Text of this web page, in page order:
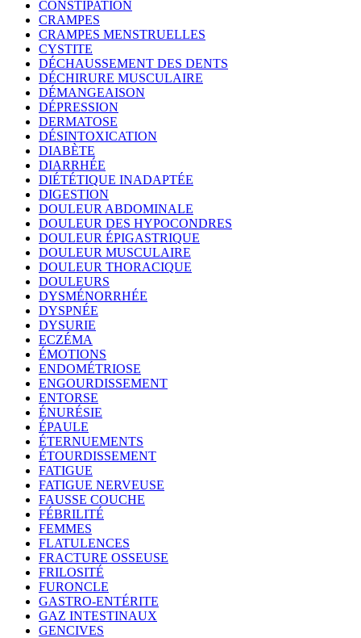
CONSTIPATION
CRAMPES
CRAMPES MENSTRUELLES
CYSTITE
DÉCHAUSSEMENT DES DENTS
DÉCHIRURE MUSCULAIRE
DÉMANGEAISON
DÉPRESSION
DERMATOSE
DÉSINTOXICATION
DIABÈTE
DIARRHÉE
DIÉTÉTIQUE INADAPTÉE
DIGESTION
DOULEUR ABDOMINALE
DOULEUR DES HYPOCONDRES
DOULEUR ÉPIGASTRIQUE
DOULEUR MUSCULAIRE
DOULEUR THORACIQUE
DOULEURS
DYSMÉNORRHÉE
DYSPNÉE
DYSURIE
ECZÉMA
ÉMOTIONS
ENDOMÉTRIOSE
ENGOURDISSEMENT
ENTORSE
ÉNURÉSIE
ÉPAULE
ÉTERNUEMENTS
ÉTOURDISSEMENT
FATIGUE
FATIGUE NERVEUSE
FAUSSE COUCHE
FÉBRILITÉ
FEMMES
FLATULENCES
FRACTURE OSSEUSE
FRILOSITÉ
FURONCLE
GASTRO-ENTÉRITE
GAZ INTESTINAUX
GENCIVES